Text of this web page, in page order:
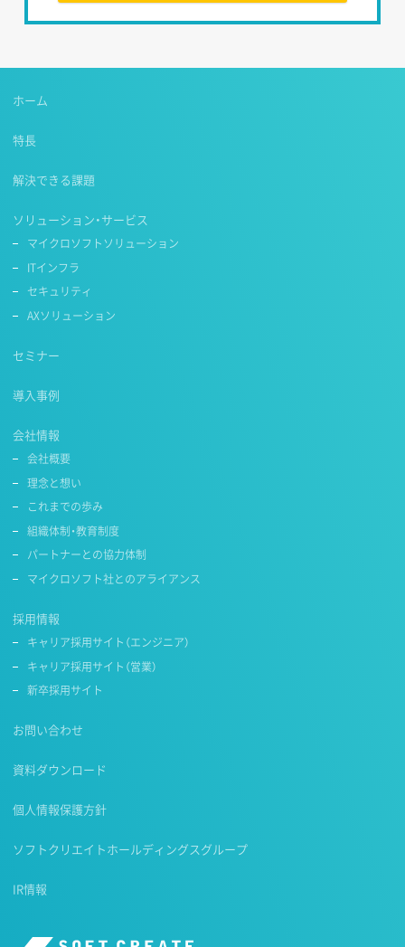
ホーム
特長
解決できる課題
ソリューション・サービス
マイクロソフトソリューション
ITインフラ
セキュリティ
AXソリューション
セミナー
導入事例
会社情報
会社概要
理念と想い
これまでの歩み
組織体制・教育制度
パートナーとの協力体制
マイクロソフト社とのアライアンス
採用情報
キャリア採用サイト（エンジニア）
キャリア採用サイト（営業）
新卒採用サイト
お問い合わせ
資料ダウンロード
個人情報保護方針
ソフトクリエイトホールディングスグループ
IR情報